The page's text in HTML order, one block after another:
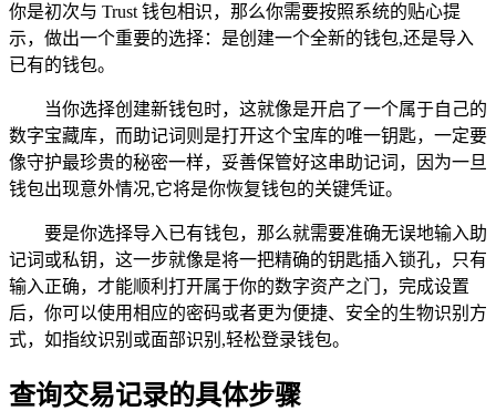
你是初次与 Trust 钱包相识，那么你需要按照系统的贴心提
示，做出一个重要的选择：是创建一个全新的钱包,还是导入
已有的钱包。
当你选择创建新钱包时，这就像是开启了一个属于自己的
数字宝藏库，而助记词则是打开这个宝库的唯一钥匙，一定要
像守护最珍贵的秘密一样，妥善保管好这串助记词，因为一旦
钱包出现意外情况,它将是你恢复钱包的关键凭证。
要是你选择导入已有钱包，那么就需要准确无误地输入助
记词或私钥，这一步就像是将一把精确的钥匙插入锁孔，只有
输入正确，才能顺利打开属于你的数字资产之门，完成设置
后，你可以使用相应的密码或者更为便捷、安全的生物识别方
式，如指纹识别或面部识别,轻松登录钱包。
查询交易记录的具体步骤